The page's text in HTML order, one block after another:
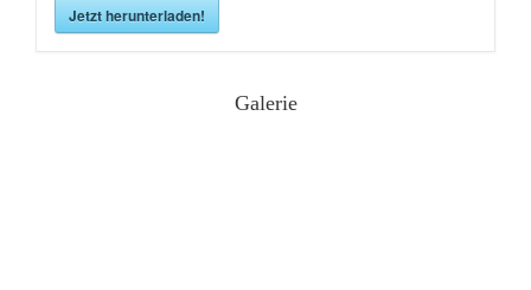
Jetzt herunterladen!
Galerie